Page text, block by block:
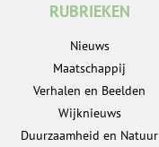
RUBRIEKEN
Nieuws
Maatschappij
Verhalen en Beelden
Wijknieuws
Duurzaamheid en Natuur